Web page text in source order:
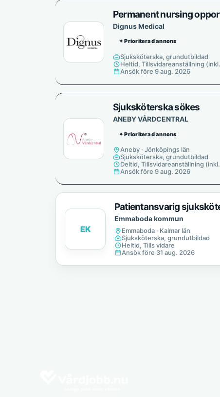
Permanent nursing
Dignus Medical
✦ Prioriterad annons
Sjuksköterska, grundutbildad
Heltid, Tillsvidareanställning
Ansök före 9 aug. 2026
Sjuksköterska sökes
ANEBY VÅRDCENTRAL
✦ Prioriterad annons
Aneby · Jönköpings län
Sjuksköterska, grundutbildad
Deltid, Tillsvidareanställning
Ansök före 9 aug. 2026
EK
Patientansvarig
Emmaboda kommun
Emmaboda · Kalmar län
Sjuksköterska, grundutbildad
Heltid, Tills vidare
Ansök före 31 aug. 2026